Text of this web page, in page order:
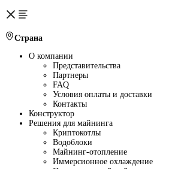
Страна
О компании
Представительства
Партнеры
FAQ
Условия оплаты и доставки
Контакты
Конструктор
Решения для майнинга
Криптокотлы
Водоблоки
Майнинг-отопление
Иммерсионное охлаждение